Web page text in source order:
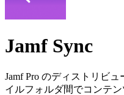
Jamf Sync
Jamf Pro のディストリビ
イルフォルダ間でコンテ